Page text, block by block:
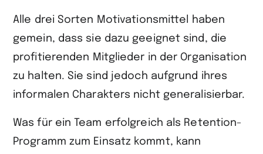
Alle drei Sorten Motivationsmittel haben
gemein, dass sie dazu geeignet sind, die
profitierenden Mitglieder in der Organisation
zu halten. Sie sind jedoch aufgrund ihres
informalen Charakters nicht generalisierbar.
Was für ein Team erfolgreich als Retention-
Programm zum Einsatz kommt, kann